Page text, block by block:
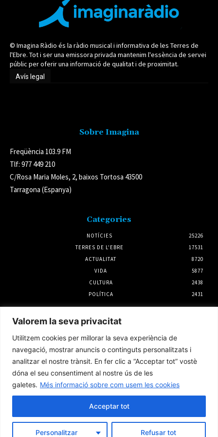
Valorem la seva privacitat
Utilitzem cookies per millorar la seva experiència de
navegació, mostrar anuncis o continguts personalitzats i
analitzar el nostre trànsit. En fer clic a “Acceptar tot” vostè
dóna el seu consentiment al nostre ús de les
galetes. Més informació sobre com usem les cookies
Personalitzar Refusar tot
Acceptar tot
© Imagina Ràdio és la ràdio musical i informativa de les Terres de
l'Ebre. Tot i ser una emissora privada mantenim l'essència de servei
públic per oferir una informació de qualitat i de proximitat.
Avís legal
Sobre Imagina
Freqüència 103.9 FM
Tlf: 977 449 210
C/Rosa Maria Moles, 2, baixos Tortosa 43500
Tarragona (Espanya)
Categories
NOTÍCIES
25226
TERRES DE L'EBRE
17531
ACTUALITAT
8720
VIDA
5877
CULTURA
2438
POLÍTICA
2431
Telefònica reforça la xarxa de cobertura en
290 punts de Tarragona, les Terres de l’Ebre
i Lleida per l’eclipsi solar
6 agost 2026
L’Ametlla de Mar i Palamós preparen el 10è
aniversari del seu agermanament